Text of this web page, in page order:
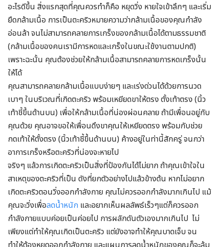
อะไรดีขึ้น สิ่งแรกสุดที่คุณควรทำก็คือ หยุดวิ่ง หายใจเข้าลึกๆ และเริ่ม
ยืดกล้ามเนื้อ การเป็นตะคริวหมายความว่ากล้ามเนื้อของคุณกำลัง
อ่อนล้า จนไม่สามารถคลายการเกร็งของกล้ามเนื้อได้ตามธรรมชาติ
(กล้ามเนื้อของคนเรามีการหดและเกร็งในขณะใช้งานตามปกติ)
เพราะฉะนั้น คุณต้องช่วยให้กล้ามเนื้อสามารถคลายการหดเกร็งนั้น
ให้ได้
คุณสามารถคลายกล้ามเนื้อแบบง่ายๆ และเร่งด่วนได้ด้วยการนวด
เบาๆ ในบริเวณที่เกิดตะคริว พร้อมเหยียดขาให้ตรง ตั้งเท้าตรง (นิ้ว
เท้าชี้ขึ้นด้านบน) เพื่อให้กล้ามเนื้อที่น่องผ่อนคลาย ถ้ามีเพื่อนอยู่กับ
คุณด้วย คุณอาจขอให้เพื่อนดึงขาคุณให้เหยียดตรง พร้อมกับช่วย
กดเท้าให้ตั้งตรง (นิ้วเท้าชี้ขึ้นด้านบน) ค้างอยู่ในท่านี้สักครู่ จนกว่า
อาการเกร็งหรือตะคริวที่น่องจะหายไป
จริงๆ แล้วการเกิดตะคริวเป็นสิ่งที่ป้องกันได้ไม่ยาก ถ้าคุณเข้าใจใน
สาเหตุของตะคริวที่เป็น ดังที่ยกตัวอย่างไปแล้วข้างต้น หากไม่อยาก
เกิดตะคริวตอนวิ่งออกกำลังกาย คุณไม่ควรออกกำลังมากเกินไป แม้
คุณจะวิ่งเพื่อลดน้ำหนัก และอยากเห็นผลลัพธ์เร็วๆแต่ก็ควรออก
กำลังกายแบบค่อยเป็นค่อยไป การผลักดันตัวเองมากเกินไป ไม่
เพียงแต่ทำให้คุณเกิดเป็นตะคริว แต่ยังอาจทำให้คุณบาดเจ็บ จน